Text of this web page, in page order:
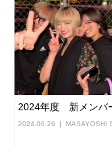
2024年度 新メンバ
2024.06.26 MASAYOSHI